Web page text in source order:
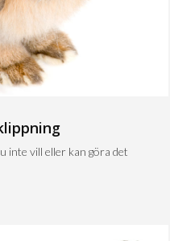
inte vill eller kan göra det